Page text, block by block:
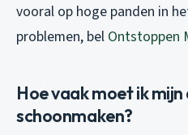
vooral op hoge panden in
problemen, bel Ontstoppen
Hoe vaak moet ik
schoonmaken?